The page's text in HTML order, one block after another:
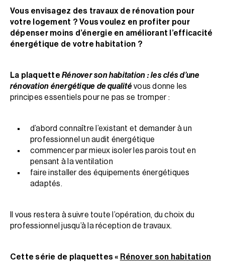
Vous envisagez des travaux de rénovation pour
votre logement ? Vous voulez en profiter pour
dépenser moins d’énergie en améliorant l’efficacité
énergétique de votre habitation ?
La plaquetteRénover son habitation : les clés d’une
rénovation énergétique de qualité vous donne les
principes essentiels pour ne pas se tromper :
d’abord connaître l’existant et demander à un
professionnel un audit énergétique
commencer par mieux isoler les parois tout en
pensant à la ventilation
faire installer des équipements énergétiques
adaptés.
Il vous restera à suivre toute l’opération, du choix du
professionnel jusqu’à la réception de travaux.
Cette série de plaquettes « Rénover son habitation